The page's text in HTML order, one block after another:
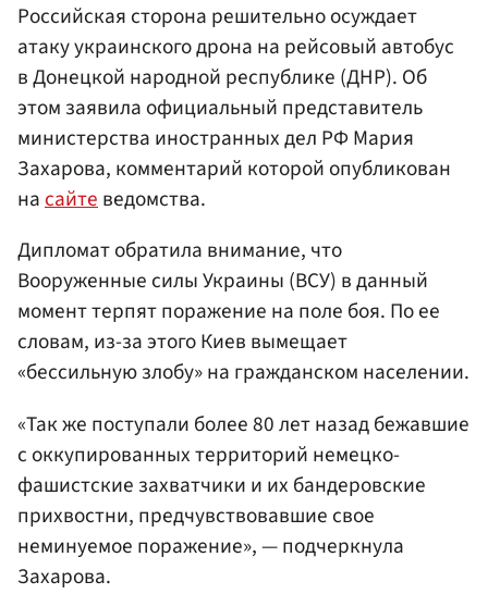
Российская сторона решительно осуждает
атаку украинского дрона на рейсовый автобус
в Донецкой народной республике (ДНР). Об
этом заявила официальный представитель
министерства иностранных дел РФ Мария
Захарова, комментарий которой опубликован
насайтеведомства.
Дипломат обратила внимание, что
Вооруженные силы Украины (ВСУ) в данный
момент терпят поражение на поле боя. По ее
словам, из-за этого Киев вымещает
«бессильную злобу» на гражданском населении.
«Так же поступали более 80 лет назад бежавшие
с оккупированных территорий немецко-
фашистские захватчики и их бандеровские
прихвостни, предчувствовавшие свое
неминуемое поражение», — подчеркнула
Захарова.